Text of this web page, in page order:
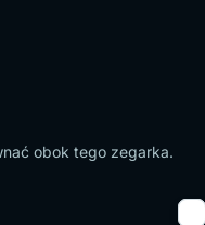
obok tego zegarka.